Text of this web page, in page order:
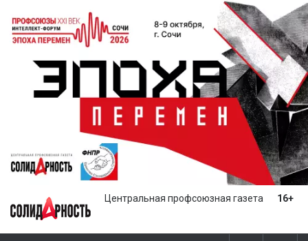
Центральная профсоюзная газета 16+